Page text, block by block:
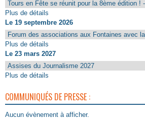
Tours en Fête se réunit pour la 8ème édition ! -
Plus de détails
Le 19 septembre 2026
Forum des associations aux Fontaines avec
Plus de détails
Le 23 mars 2027
Assises du Journalisme 2027
Plus de détails
COMMUNIQUÉS DE PRESSE :
Aucun évènement à afficher.